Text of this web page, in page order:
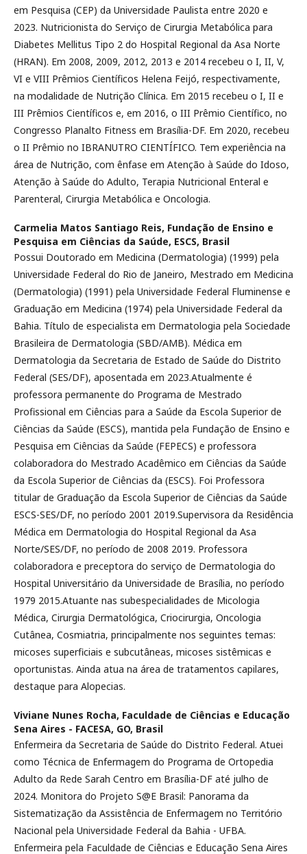
em Pesquisa (CEP) da Universidade Paulista entre 2020 e
2023. Nutricionista do Serviço de Cirurgia Metabólica para
Diabetes Mellitus Tipo 2 do Hospital Regional da Asa Norte
(HRAN). Em 2008, 2009, 2012, 2013 e 2014 recebeu o I, II, V,
VI e VIII Prêmios Científicos Helena Feijó, respectivamente,
na modalidade de Nutrição Clínica. Em 2015 recebeu o I, II e
III Prêmios Científicos e, em 2016, o III Prêmio Científico, no
Congresso Planalto Fitness em Brasília-DF. Em 2020, recebeu
o II Prêmio no IBRANUTRO CIENTÍFICO. Tem experiência na
área de Nutrição, com ênfase em Atenção à Saúde do Idoso,
Atenção à Saúde do Adulto, Terapia Nutricional Enteral e
Parenteral, Cirurgia Metabólica e Oncologia.
Carmelia Matos Santiago Reis, Fundação de Ensino e
Pesquisa em Ciências da Saúde, ESCS, Brasil
Possui Doutorado em Medicina (Dermatologia) (1999) pela
Universidade Federal do Rio de Janeiro, Mestrado em Medicina
(Dermatologia) (1991) pela Universidade Federal Fluminense e
Graduação em Medicina (1974) pela Universidade Federal da
Bahia. Título de especialista em Dermatologia pela Sociedade
Brasileira de Dermatologia (SBD/AMB). Médica em
Dermatologia da Secretaria de Estado de Saúde do Distrito
Federal (SES/DF), aposentada em 2023.Atualmente é
professora permanente do Programa de Mestrado
Profissional em Ciências para a Saúde da Escola Superior de
Ciências da Saúde (ESCS), mantida pela Fundação de Ensino e
Pesquisa em Ciências da Saúde (FEPECS) e professora
colaboradora do Mestrado Acadêmico em Ciências da Saúde
da Escola Superior de Ciências da (ESCS). Foi Professora
titular de Graduação da Escola Superior de Ciências da Saúde
ESCS-SES/DF, no período 2001 2019.Supervisora da Residência
Médica em Dermatologia do Hospital Regional da Asa
Norte/SES/DF, no período de 2008 2019. Professora
colaboradora e preceptora do serviço de Dermatologia do
Hospital Universitário da Universidade de Brasília, no período
1979 2015.Atuante nas subespecialidades de Micologia
Médica, Cirurgia Dermatológica, Criocirurgia, Oncologia
Cutânea, Cosmiatria, principalmente nos seguintes temas:
micoses superficiais e subcutâneas, micoses sistêmicas e
oportunistas. Ainda atua na área de tratamentos capilares,
destaque para Alopecias.
Viviane Nunes Rocha, Faculdade de Ciências e Educação
Sena Aires - FACESA, GO, Brasil
Enfermeira da Secretaria de Saúde do Distrito Federal. Atuei
como Técnica de Enfermagem do Programa de Ortopedia
Adulto da Rede Sarah Centro em Brasília-DF até julho de
2024. Monitora do Projeto S@E Brasil: Panorama da
Sistematização da Assistência de Enfermagem no Território
Nacional pela Universidade Federal da Bahia - UFBA.
Enfermeira pela Faculdade de Ciências e Educação Sena Aires